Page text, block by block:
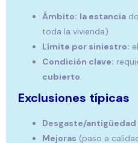
Ámbito: la estancia
toda la vivienda).
Límite por siniestro:
Condición clave:
cubierto.
Exclusiones típicas
Desgaste/antigüedad
Mejoras (paso a